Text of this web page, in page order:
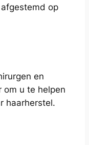
op
en
om u te helpen
haarherstel.